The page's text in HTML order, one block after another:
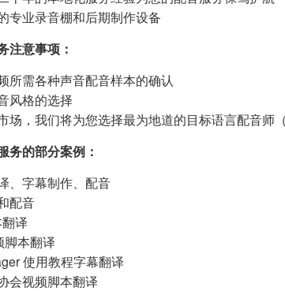
专业录音棚和后期制作设备
注意事项：
所需各种声音配音样本的确认
风格的选择
场，我们将为您选择最为地道的目标语言配音师
务的部分案例：
、字幕制作、配音
配音
译
脚本翻译
使用教程字幕翻译
会视频脚本翻译